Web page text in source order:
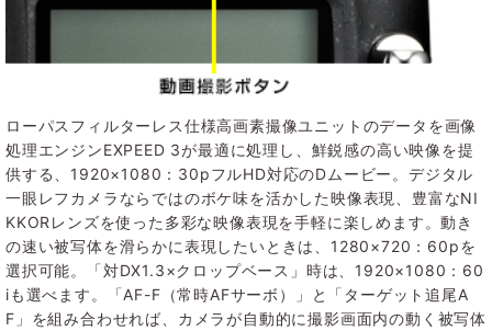
ローパスフィルターレス仕様高画素撮像ユニットのデータを画像
処理エンジンEXPEED 3が最適に処理し、鮮鋭感の高い映像を提
供する、1920×1080：30pフルHD対応のDムービー。デジタル
一眼レフカメラならではのボケ味を活かした映像表現、豊富なNI
KKORレンズを使った多彩な映像表現を手軽に楽しめます。動き
の速い被写体を滑らかに表現したいときは、1280×720：60pを
選択可能。「対DX1.3×クロップベース」時は、1920×1080：60
iも選べます。「AF-F（常時AFサーボ）」と「ターゲット追尾A
F」を組み合わせれば、カメラが自動的に撮影画面内の動く被写体